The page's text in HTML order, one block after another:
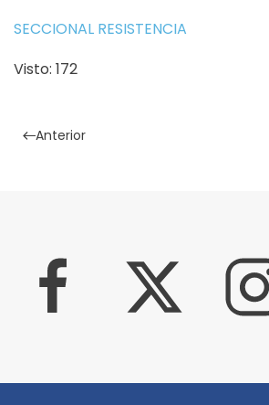
SECCIONAL RESISTENCIA
Visto: 172
Anterior